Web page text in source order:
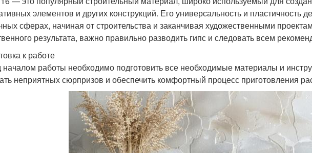
элементов и других конструкций. Его универсальность и пластичность
сферах, начиная от строительства и заканчивая художественными
результата, важно правильно разводить гипс и следовать всем
к работе
работы необходимо подготовить все необходимые материалы и
неприятных сюрпризов и обеспечить комфортный процесс приготовления